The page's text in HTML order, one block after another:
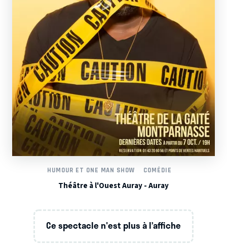
HUMOUR ET ONE MAN SHOW COMÉDIE
Théâtre à l'Ouest Auray - Auray
Ce spectacle n'est plus à l’affiche